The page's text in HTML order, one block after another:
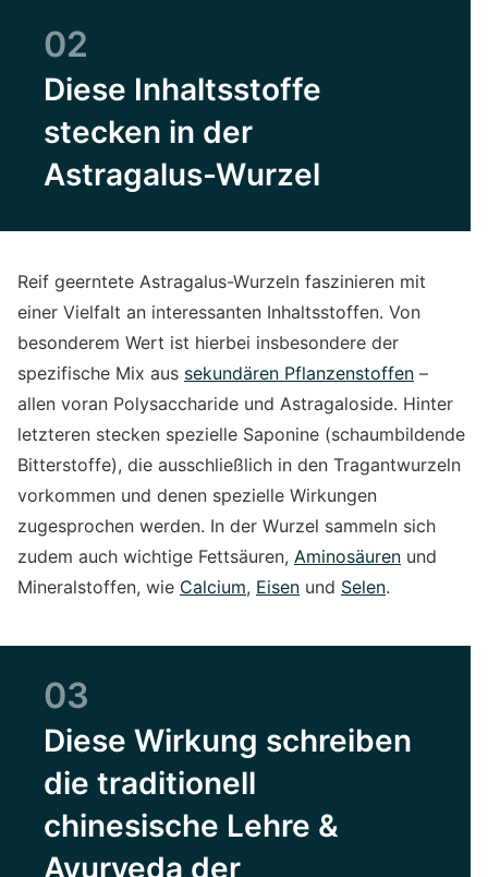
02
Diese Inhaltsstoffe
stecken in der
Astragalus-Wurzel
Reif geerntete Astragalus-Wurzeln faszinieren mit
einer Vielfalt an interessanten Inhaltsstoffen. Von
besonderem Wert ist hierbei insbesondere der
spezifische Mix aus sekundären Pflanzenstoffen –
allen voran Polysaccharide und Astragaloside. Hinter
letzteren stecken spezielle Saponine (schaumbildende
Bitterstoffe), die ausschließlich in den Tragantwurzeln
vorkommen und denen spezielle Wirkungen
zugesprochen werden. In der Wurzel sammeln sich
zudem auch wichtige Fettsäuren, Aminosäuren und
Mineralstoffen, wie Calcium, Eisen und Selen.
03
Diese Wirkung schreiben
die traditionell
chinesische Lehre &
Ayurveda der